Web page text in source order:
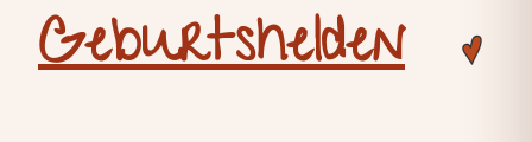
Geburtshelden